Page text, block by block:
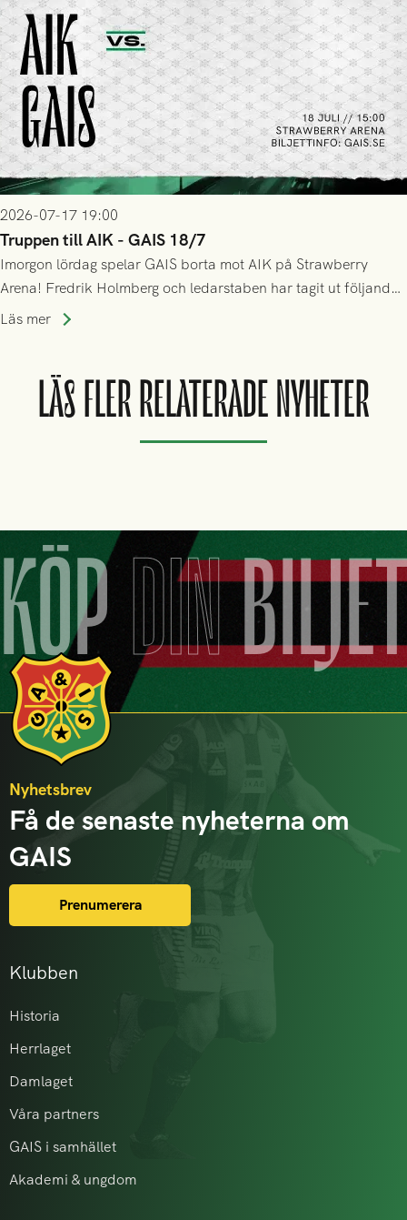
2026-07-17 19:00
Truppen till AIK - GAIS 18/7
Imorgon lördag spelar GAIS borta mot AIK på Strawberry
Arena! Fredrik Holmberg och ledarstaben har tagit ut följande
trupp till matchen:
Läs mer
LÄS FLER RELATERADE NYHETER
KÖPDIN
Klubben
Historia
Herrlaget
Damlaget
Våra partners
GAIS i samhället
Akademi & ungdom
Nyhetsbrev
Få de senaste nyheterna om
GAIS
Prenumerera